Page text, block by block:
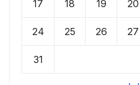
17 18 19 20
24 25 26 27
31